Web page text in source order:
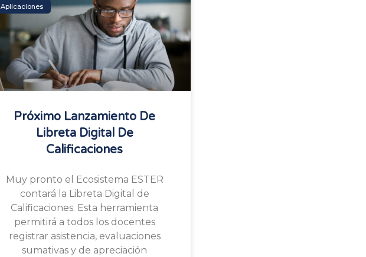
Aplicaciones
Próximo Lanzamiento De
Libreta Digital De
Calificaciones
Muy pronto el Ecosistema ESTER
contará la Libreta Digital de
Calificaciones. Esta herramienta
permitirá a todos los docentes
registrar asistencia, evaluaciones
sumativas y de apreciación